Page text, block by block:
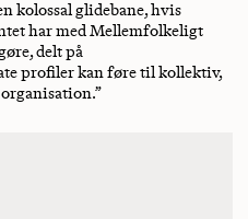
kolossal glidebane, hvis
har med Mellemfolkeligt
delt på
profiler kan føre til kollektiv,